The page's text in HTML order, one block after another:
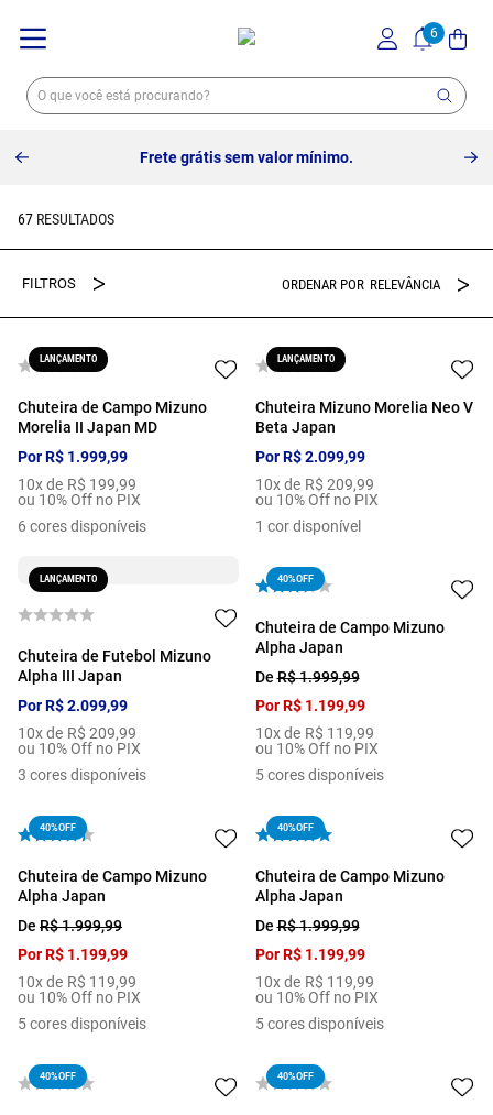
Frete grátis sem valor mínimo.
67
RELEVÂNCIA
LANÇAMENTO
Chuteira de Campo Mizuno
Morelia II Japan MD
PorR$ 1.999,99
10x de R$ 199,99
ou 10% Off no PIX
6 cores disponíveis
LANÇAMENTO
Chuteira Mizuno Morelia Neo V
Beta Japan
PorR$ 2.099,99
10x de R$ 209,99
ou 10% Off no PIX
1 cor disponível
LANÇAMENTO
Chuteira de Futebol Mizuno
Alpha III Japan
PorR$2.099,99
10x de R$ 209,99
ou 10% Off no PIX
3 cores disponíveis
40%OFF
Chuteira de Campo Mizuno
Alpha Japan
DeR$1.999,99
PorR$ 1.199,99
10x de R$ 119,99
ou 10% Off no PIX
5 cores disponíveis
40%OFF
Chuteira de Campo Mizuno
Alpha Japan
De R$1.999,99
PorR$ 1.199,99
10x de R$ 119,99
ou 10% Off no PIX
5cores disponíveis
40%OFF
Chuteira de Campo Mizuno
Alpha Japan
DeR$1.999,99
PorR$ 1.199,99
10x de R$ 119,99
ou 10% Off no PIX
5 cores disponíveis
40%OFF 40%OFF